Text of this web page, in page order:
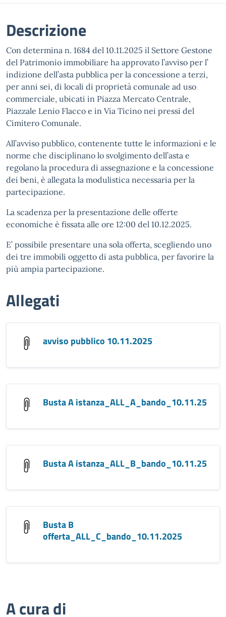
Descrizione
Con determina n. 1684 del 10.11.2025 il Settore Gestone
del Patrimonio immobiliare ha approvato l’avviso per l’
indizione dell’asta pubblica per la concessione a terzi,
per anni sei, di locali di proprietà comunale ad uso
commerciale, ubicati in Piazza Mercato Centrale,
Piazzale Lenio Flacco e in Via Ticino nei pressi del
Cimitero Comunale.
All’avviso pubblico, contenente tutte le informazioni e le
norme che disciplinano lo svolgimento dell’asta e
regolano la procedura di assegnazione e la concessione
dei beni, è allegata la modulistica necessaria per la
partecipazione.
La scadenza per la presentazione delle offerte
economiche è fissata alle ore 12:00 del 10.12.2025.
E’ possibile presentare una sola offerta, scegliendo uno
dei tre immobili oggetto di asta pubblica, per favorire la
più ampia partecipazione.
Allegati
avviso pubblico 10.11.2025
Busta A istanza_ALL_A_bando_10.11.25
Busta A istanza_ALL_B_bando_10.11.25
Busta B
offerta_ALL_C_bando_10.11.2025
A cura di